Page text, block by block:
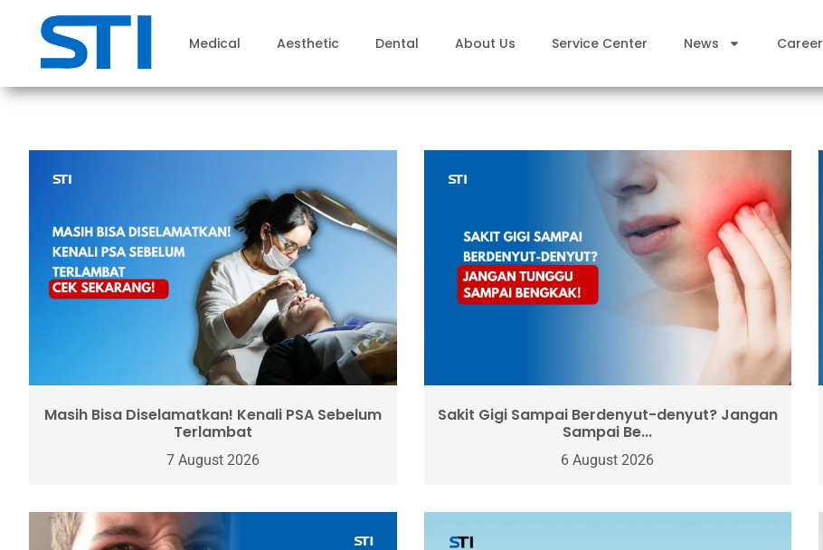
Medical Aesthetic Dental About Us Service Center News Career
Masih Bisa Diselamatkan! Kenali PSA Sebelum
Terlambat
7 August 2026
Sakit Gigi Sampai Berdenyut-denyut? Jangan
Sampai Be...
6 August 2026